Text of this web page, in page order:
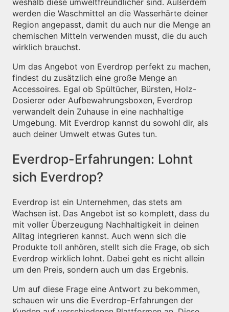
werden die Waschmittel an die Wasserhärte deiner
Region angepasst, damit du auch nur die Menge an
chemischen Mitteln verwenden musst, die du auch
wirklich brauchst.
Um das Angebot von Everdrop perfekt zu machen,
findest du zusätzlich eine große Menge an
Accessoires. Egal ob Spültücher, Bürsten, Holz-
Dosierer oder Aufbewahrungsboxen, Everdrop
verwandelt dein Zuhause in eine nachhaltige
Umgebung. Mit Everdrop kannst du sowohl dir, als
auch deiner Umwelt etwas Gutes tun.
Everdrop-Erfahrungen: Lohnt
sich Everdrop?
Everdrop ist ein Unternehmen, das stets am
Wachsen ist. Das Angebot ist so komplett, dass du
mit voller Überzeugung Nachhaltigkeit in deinen
Alltag integrieren kannst. Auch wenn sich die
Produkte toll anhören, stellt sich die Frage, ob sich
Everdrop wirklich lohnt. Dabei geht es nicht allein
um den Preis, sondern auch um das Ergebnis.
Um auf diese Frage eine Antwort zu bekommen,
schauen wir uns die Everdrop-Erfahrungen der